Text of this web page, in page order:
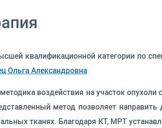
квалификационной категории по
Ольга Александровна
воздействия на участок
метод позволяет
тканях. Благодаря КТ, МРТ